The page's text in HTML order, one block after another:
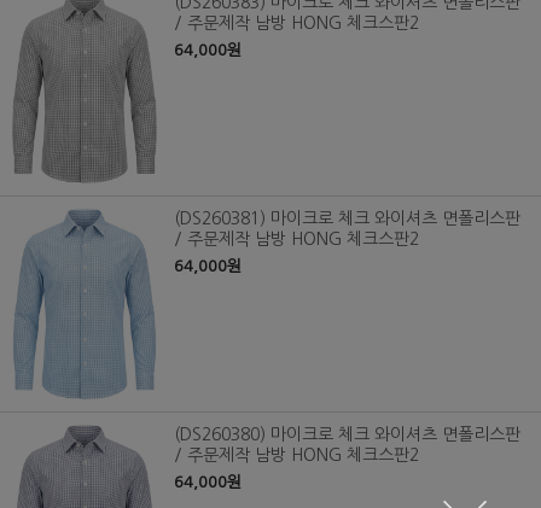
/ 주문제작 남방 HONG 체크스판2
64,000원
(DS260381) 마이크로 체크 와이셔츠 면폴리스판
/ 주문제작 남방 HONG 체크스판2
64,000원
(DS260380) 마이크로 체크 와이셔츠 면폴리스판
/ 주문제작 남방 HONG 체크스판2
64,000원